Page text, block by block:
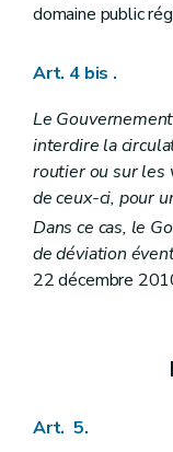
domaine public
Art. 4 bis .
Le
interdire la
routier ou sur les
de ceux-ci, pour
Dans ce cas, le
de déviation
22 décembre
Art. 5.